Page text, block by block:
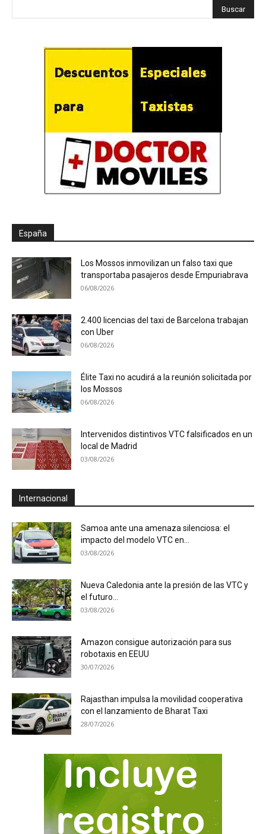
España
Los Mossos inmovilizan un falso taxi que
transportaba pasajeros desde Empuriabrava
06/08/2026
2.400 licencias del taxi de Barcelona trabajan
con Uber
06/08/2026
Élite Taxi no acudirá a la reunión solicitada por
los Mossos
06/08/2026
Intervenidos distintivos VTC falsificados en un
local de Madrid
03/08/2026
Internacional
Samoa ante una amenaza silenciosa: el
impacto del modelo VTC en...
03/08/2026
Nueva Caledonia ante la presión de las VTC y
el futuro...
03/08/2026
Amazon consigue autorización para sus
robotaxis en EEUU
30/07/2026
Rajasthan impulsa la movilidad cooperativa
con el lanzamiento de Bharat Taxi
28/07/2026